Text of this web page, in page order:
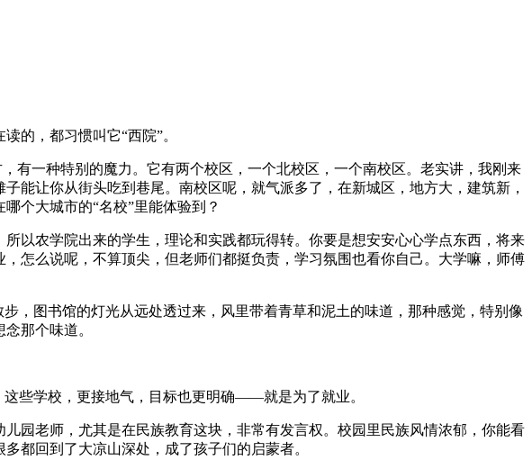
的，都习惯叫它“西院”。
有一种特别的魔力。它有两个校区，一个北校区，一个南校区。老实讲，我刚来
能让你从街头吃到巷尾。南校区呢，就气派多了，在新城区，地方大，建筑新，
个大城市的“名校”里能体验到？
以农学院出来的学生，理论和实践都玩得转。你要是想安安心心学点东西，将来
怎么说呢，不算顶尖，但老师们都挺负责，学习氛围也看你自己。大学嘛，师傅
，图书馆的灯光从远处透过来，风里带着青草和泥土的味道，那种感觉，特别像
那个味道。
些学校，更接地气，目标也更明确——就是为了就业。
园老师，尤其是在民族教育这块，非常有发言权。校园里民族风情浓郁，你能看
都回到了大凉山深处，成了孩子们的启蒙者。